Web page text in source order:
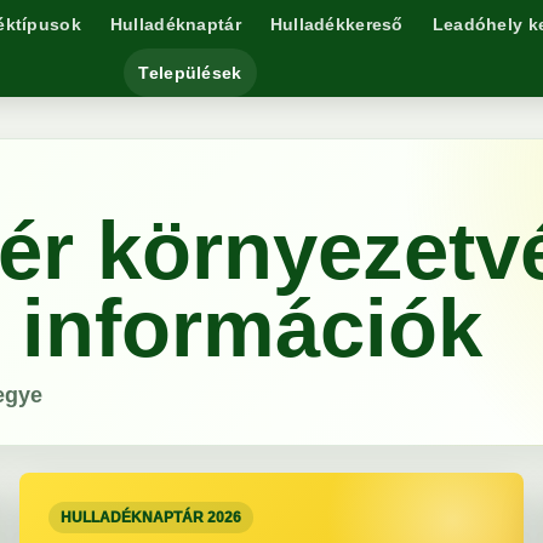
Hulladéknaptár Hulladékkereső Leadóhely
Települések
információk
HULLADÉKNAPTÁR 2026